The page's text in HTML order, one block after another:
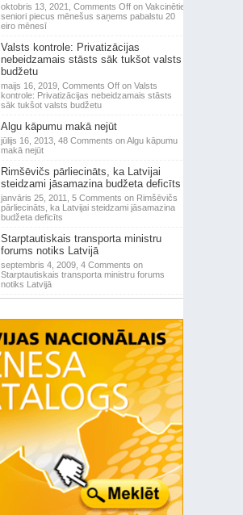
oktobris 13, 2021, Comments Offon Vakcinētie
seniori piecus mēnešus saņems pabalstu 20
eiro mēnesī
Valsts kontrole: Privatizācijas
nebeidzamais stāsts sāk tukšot valsts
budžetu
maijs 16, 2019, Comments Offon Valsts
kontrole: Privatizācijas nebeidzamais stāsts
sāk tukšot valsts budžetu
Algu kāpumu makā nejūt
jūlijs 16, 2013, 48 Comments on Algu kāpumu
makā nejūt
Rimšēvičs pārliecināts, ka Latvijai
steidzami jāsamazina budžeta deficīts
janvāris 25, 2011, 5 Comments on Rimšēvičs
pārliecināts, ka Latvijai steidzami jāsamazina
budžeta deficīts
Starptautiskais transporta ministru
forums notiks Latvijā
septembris 4, 2009, 4 Comments on
Starptautiskais transporta ministru forums
notiks Latvijā